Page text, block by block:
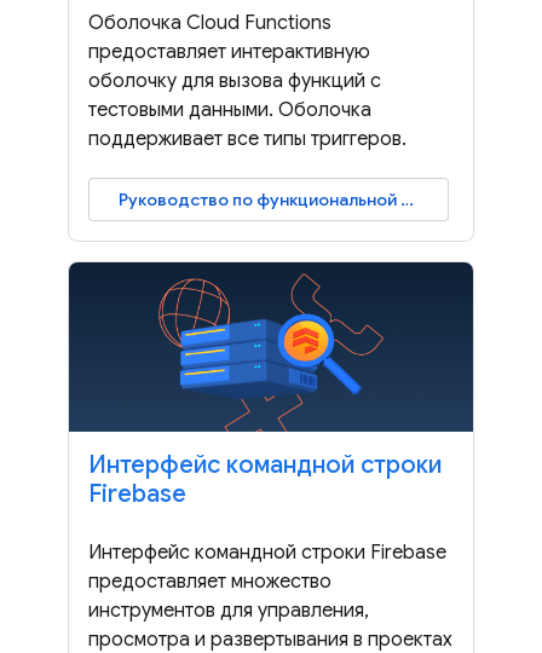
Оболочка Cloud Functions
предоставляет интерактивную
оболочку для вызова функций с
тестовыми данными. Оболочка
поддерживает все типы триггеров.
Руководство по функциональной оболочке
Интерфейс командной строки
Firebase
Интерфейс командной строки Firebase
предоставляет множество
инструментов для управления,
просмотра и развертывания в проектах